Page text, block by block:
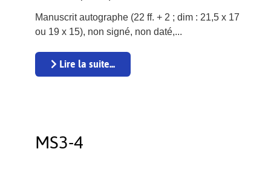
Manuscrit autographe (22 ff. + 2 ; dim : 21,5 x 17
ou 19 x 15), non signé, non daté,...
Lire la suite...
MS3-4